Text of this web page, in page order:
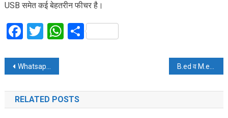
USB समेत कई बेहतरीन फीचर है।
Facebook
Twitter
WhatsApp
Share
Post
navigation
Whatsapp ग्रुप एडमिन को मिली बड़ी ताकत, अब नहीं कर पाएंगे फालतू मैसेज B.ed व M.ed डिग्रीधारियों को बड़ी राहत, प्रकाश जावड़ेकर ने लिया यह फैसला
RELATED POSTS